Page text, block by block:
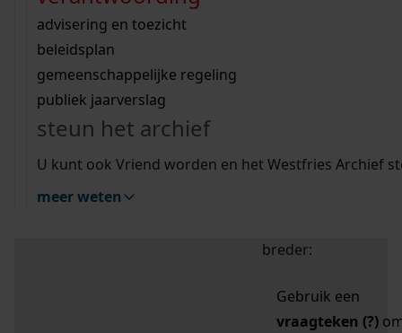
bouwvergunningen
omgevingsvergunningen
vergunningen
beeld en geluid
uitleg nodig?
Wij helpen u op weg met een aantal zoektips.
bekijk alle zoektips
Wij helpen u op weg met een aantal zoektips.
bekijk alle zoektips
bekijk ons geschiedenislokaal
advisering en toezicht
beleidsplan
gemeenschappelijke regeling
publiek jaarverslag
steun het archief
U kunt ook Vriend worden en het Westfries Archief
meer weten
zoektips
Mijn Studiezaal (inloggen)
uw zoekopdracht te
breder:
Gebruik een
vraagteken (?)